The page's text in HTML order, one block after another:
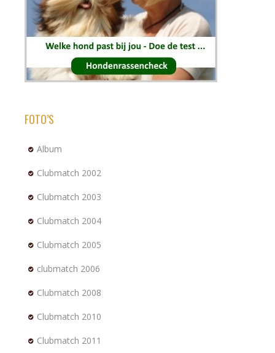
FOTO’S
Album
Clubmatch 2002
Clubmatch 2003
Clubmatch 2004
Clubmatch 2005
clubmatch 2006
Clubmatch 2008
Clubmatch 2010
Clubmatch 2011